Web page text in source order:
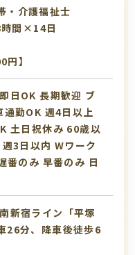
介護福祉士
間×14日
円】
即日OK 長期歓迎 ブ
通勤OK 週4日以上
土日祝休み 60歳以
週3日以内 Wワーク
番のみ 早番のみ 日
新宿ライン「平塚
26分、降車後徒歩6